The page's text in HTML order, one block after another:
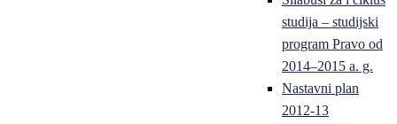
studija – studijski
program Pravo od
2014–2015 a. g.
Nastavni plan
2012-13